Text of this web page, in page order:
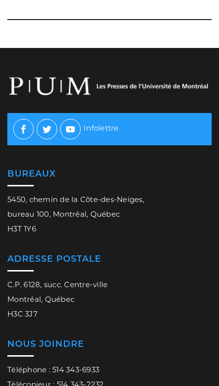
Facebook
TwitterYoutube
Infolettre
BUREAUX
5450, chemin de la Côte-des-Neiges,
bureau 100, Montréal, Québec
H3T 1Y6
ADRESSE POSTALE
C.P. 6128, succ. Centre-ville
Montréal, Québec
H3C 3J7
NOUS JOINDRE
Téléphone : 514 343-6933
Télécopieur : 514 343-2232